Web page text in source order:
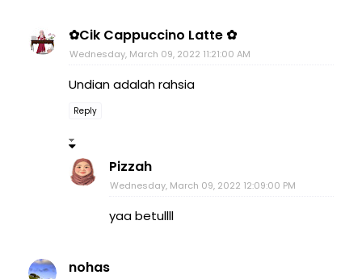
✿Cik Cappuccino Latte ✿
Wednesday, March 09, 2022 11:21:00 AM
Undian adalah rahsia
Reply
Pizzah
Wednesday, March 09, 2022 12:09:00 PM
yaa betullll
nohas